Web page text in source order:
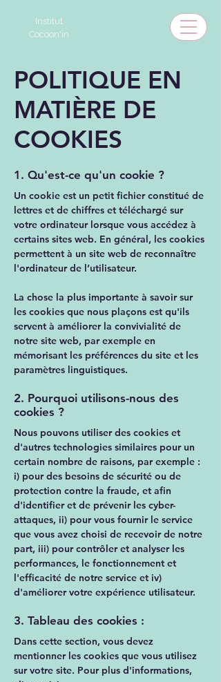
Institut
Cocoon'in
POLITIQUE EN
MATIÈRE DE
COOKIES
1. Qu'est-ce qu'un cookie ?
Un cookie est un petit fichier constitué de
lettres et de chiffres et téléchargé sur
votre ordinateur lorsque vous accédez à
certains sites web. En général, les cookies
permettent à un site web de reconnaître
l'ordinateur de l’utilisateur.
La chose la plus importante à savoir sur
les cookies que nous plaçons est qu'ils
servent à améliorer la convivialité de
notre site web, par exemple en
mémorisant les préférences du site et les
paramètres linguistiques.
2. Pourquoi utilisons-nous des
cookies ?
Nous pouvons utiliser des cookies et
d'autres technologies similaires pour un
certain nombre de raisons, par exemple :
i) pour des besoins de sécurité ou de
protection contre la fraude, et afin
d'identifier et de prévenir les cyber-
attaques, ii) pour vous fournir le service
que vous avez choisi de recevoir de notre
part, iii) pour contrôler et analyser les
performances, le fonctionnement et
l'efficacité de notre service et iv)
d'améliorer votre expérience utilisateur.
3. Tableau des cookies :
Dans cette section, vous devez
mentionner les cookies que vous utilisez
sur votre site. Pour plus d'informations,